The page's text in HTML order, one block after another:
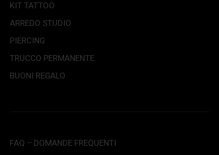
KIT TATTOO
ARREDO STUDIO
PIERCING
TRUCCO PERMANENTE
BUONI REGALO
FAQ – DOMANDE FREQUENTI